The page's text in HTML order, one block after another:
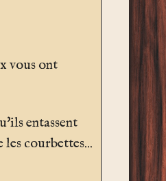
vous ont
entassent
les courbettes...